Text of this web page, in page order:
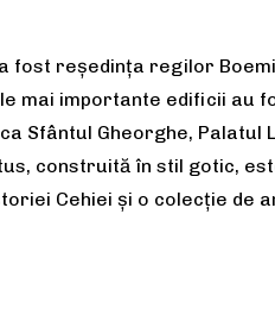
fost reședința regilor
mai importante edificii au
Sfântul Gheorghe, Palatul
construită în stil gotic,
Cehiei şi o colecţie de